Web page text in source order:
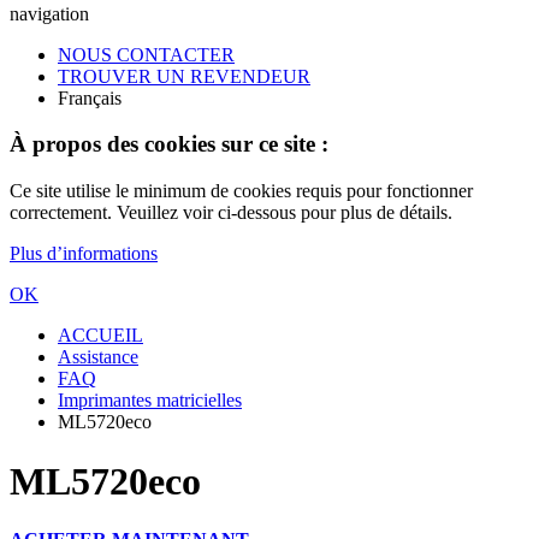
navigation
NOUS CONTACTER
TROUVER UN REVENDEUR
Français
À propos des cookies sur ce site :
Ce site utilise le minimum de cookies requis pour fonctionner
correctement. Veuillez voir ci-dessous pour plus de détails.
Plus d’informations
OK
ACCUEIL
Assistance
FAQ
Imprimantes matricielles
ML5720eco
ML5720eco